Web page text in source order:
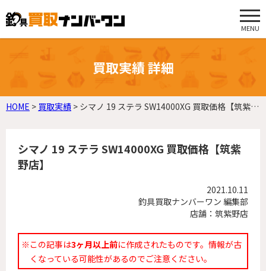
MENU
買取実績 詳細
HOME > 買取実績 > シマノ 19 ステラ SW14000XG 買取価格【筑紫野店】
シマノ 19 ステラ SW14000XG 買取価格【筑紫
野店】
2021.10.11
釣具買取ナンバーワン 編集部
店舗：筑紫野店
※この記事は3ヶ月以上前に作成されたものです。情報が古
くなっている可能性があるのでご注意ください。